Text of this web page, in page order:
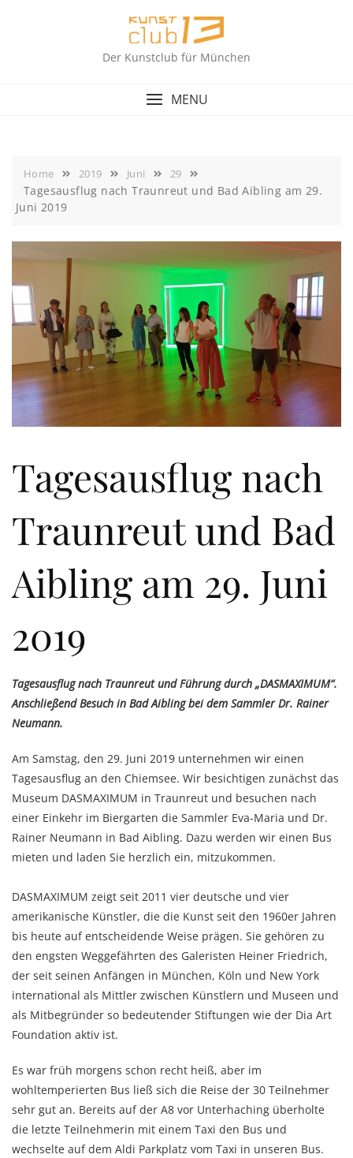
Der Kunstclub für München
MENU
Home 2019 Juni 29
Tagesausflug nach Traunreut und Bad Aibling am 29.
Juni 2019
Tagesausflug nach
Traunreut und Bad
Aibling am 29. Juni
2019
Tagesausflug nach Traunreut und Führung durch „DASMAXIMUM“.
Anschließend Besuch in Bad Aibling bei dem Sammler Dr. Rainer
Neumann.
Am Samstag, den 29. Juni 2019 unternehmen wir einen
Tagesausflug an den Chiemsee. Wir besichtigen zunächst das
Museum DASMAXIMUM in Traunreut und besuchen nach
einer Einkehr im Biergarten die Sammler Eva-Maria und Dr.
Rainer Neumann in Bad Aibling. Dazu werden wir einen Bus
mieten und laden Sie herzlich ein, mitzukommen.
DASMAXIMUM zeigt seit 2011 vier deutsche und vier
amerikanische Künstler, die die Kunst seit den 1960er Jahren
bis heute auf entscheidende Weise prägen. Sie gehören zu
den engsten Weggefährten des Galeristen Heiner Friedrich,
der seit seinen Anfängen in München, Köln und New York
international als Mittler zwischen Künstlern und Museen und
als Mitbegründer so bedeutender Stiftungen wie der Dia Art
Foundation aktiv ist.
Es war früh morgens schon recht heiß, aber im
wohltemperierten Bus ließ sich die Reise der 30 Teilnehmer
sehr gut an. Bereits auf der A8 vor Unterhaching überholte
die letzte Teilnehmerin mit einem Taxi den Bus und
wechselte auf dem Aldi Parkplatz vom Taxi in unseren Bus.